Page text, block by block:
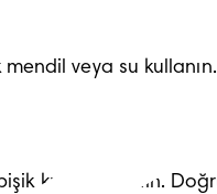
mendil veya su
kremi kullanın.